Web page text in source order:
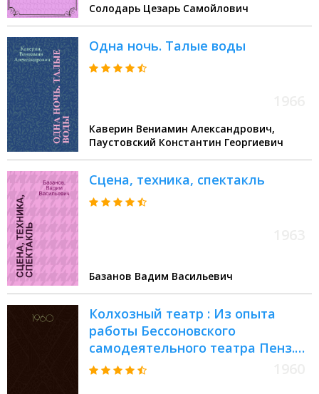
Солодарь Цезарь Самойлович
Одна ночь. Талые воды
Каверин Вениамин Александрович,
Паустовский Константин Георгиевич
Сцена, техника, спектакль
Базанов Вадим Васильевич
Колхозный театр : Из опыта
работы Бессоновского
самодеятельного театра Пенз.
обл